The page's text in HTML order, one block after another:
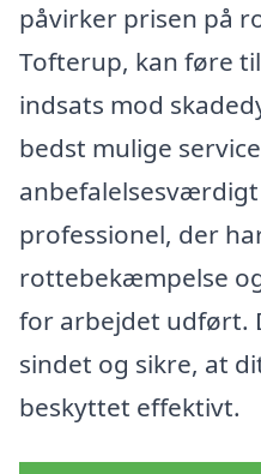
påvirker prisen på
Tofterup, kan føre
indsats mod
bedst mulige
professionel, der
rottebekæmpelse
for arbejdet udført.
sindet og sikre, at
beskyttet effektivt.